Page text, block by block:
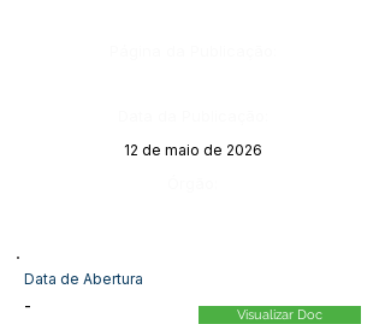
12 de maio de 2026
Data de Abertura
- Visualizar Doc